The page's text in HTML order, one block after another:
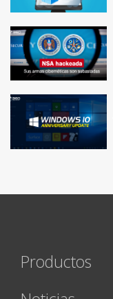
Productos